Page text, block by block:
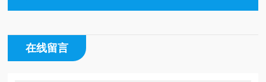
在线留言